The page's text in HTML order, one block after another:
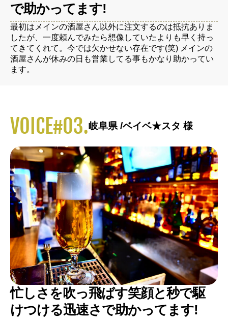
で助かってます!
最初はメインの酒屋さん以外に注文するのは抵抗ありま
したが、一度頼んでみたら想像していたよりも早く持っ
てきてくれて。今では欠かせない存在です(笑) メインの
酒屋さんが休みの日も営業してる事もかなり助かってい
ます。
VOICE#03.岐阜県 /ベイベ★スタ 様
忙しさを吹っ飛ばす笑顔と秒で駆
けつける迅速さで助かってます!